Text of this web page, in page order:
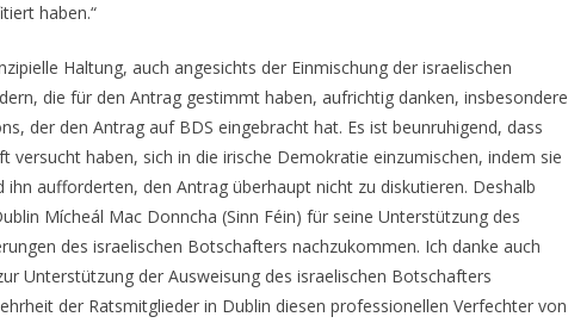
haben.“
Haltung, auch angesichts der Einmischung der israelischen
die für den Antrag gestimmt haben, aufrichtig danken, insbesondere
der den Antrag auf BDS eingebracht hat. Es ist beunruhigend, dass
haben, sich in die irische Demokratie einzumischen, indem sie
aufforderten, den Antrag überhaupt nicht zu diskutieren. Deshalb
Mícheál Mac Donncha (Sinn Féin) für seine Unterstützung des
des israelischen Botschafters nachzukommen. Ich danke auch
Unterstützung der Ausweisung des israelischen Botschafters
der Ratsmitglieder in Dublin diesen professionellen Verfechter von